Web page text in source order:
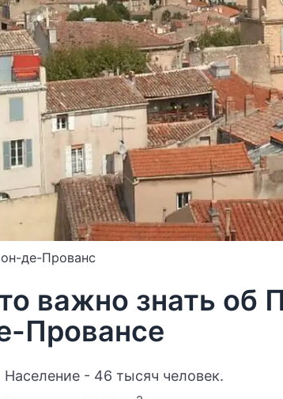
де-Прованс
важно знать об
Провансе
Население - 46 тысяч человек.